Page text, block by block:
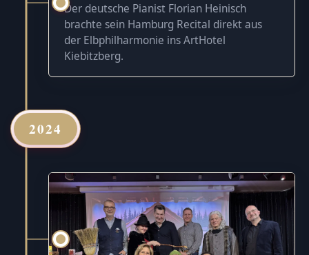
Der deutsche Pianist Florian Heinisch
brachte sein Hamburg Recital direkt aus
der Elbphilharmonie ins ArtHotel
Kiebitzberg.
2024